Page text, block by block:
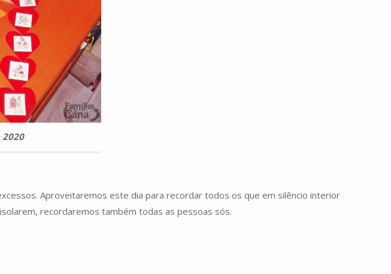
2020
Aproveitaremos este dia para recordar todos os que em silêncio interior
recordaremos também todas as pessoas sós.